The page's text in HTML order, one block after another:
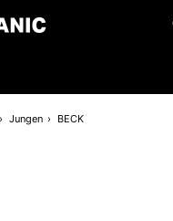
Jungen BECK